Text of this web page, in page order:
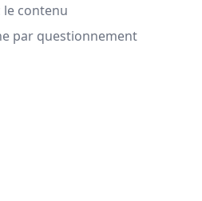
contenu
par questionnement